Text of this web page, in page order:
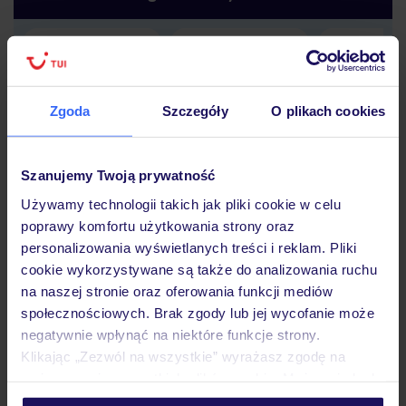
Zgoda Szczegóły O plikach cookies
Szanujemy Twoją prywatność
Używamy technologii takich jak pliki cookie w celu
poprawy komfortu użytkowania strony oraz
personalizowania wyświetlanych treści i reklam. Pliki
cookie wykorzystywane są także do analizowania ruchu
na naszej stronie oraz oferowania funkcji mediów
społecznościowych. Brak zgody lub jej wycofanie może
negatywnie wpłynąć na niektóre funkcje strony.
Klikając „Zezwól na wszystkie” wyrażasz zgodę na
personalizować swój wybór wchodząc w zakładkę
Lider niskich cen
Największe biuro
podróży w Polsce
30 lat w
Hotel
Pokoje
Wyżywienie